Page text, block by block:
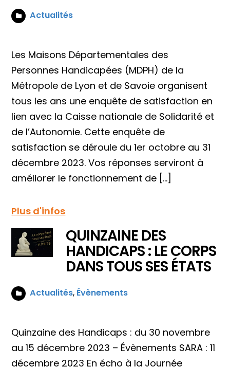
Actualités
Les Maisons Départementales des
Personnes Handicapées (MDPH) de la
Métropole de Lyon et de Savoie organisent
tous les ans une enquête de satisfaction en
lien avec la Caisse nationale de Solidarité et
de l’Autonomie. Cette enquête de
satisfaction se déroule du 1er octobre au 31
décembre 2023. Vos réponses serviront à
améliorer le fonctionnement de […]
Plus d'infos
QUINZAINE DES
HANDICAPS : LE CORPS
DANS TOUS SES ÉTATS
Actualités, Évènements
Quinzaine des Handicaps : du 30 novembre
au 15 décembre 2023 – Évènements SARA : 11
décembre 2023 En écho à la Journée